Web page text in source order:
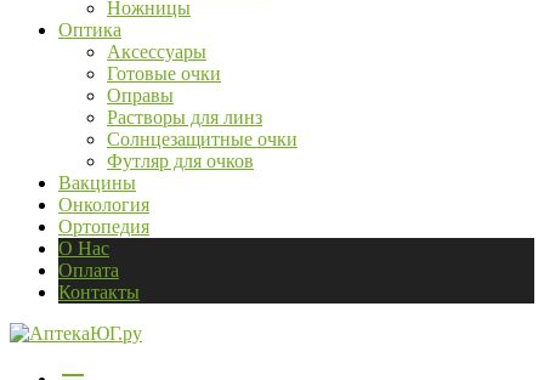
Ножницы
Оптика
Аксессуары
Готовые очки
Оправы
Растворы для линз
Солнцезащитные очки
Футляр для очков
Вакцины
Онкология
Ортопедия
О Нас
Оплата
Контакты